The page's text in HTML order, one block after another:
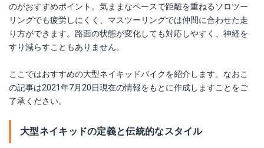
のがおすすめポイント。気ままなペースで距離を重ねるソロツー
リングでも疲労しにくく、マスツーリングでは仲間に合わせた走
り方ができます。路面の状態が変化しても対応しやすく、神経を
すり減らすこともありません。
ここではおすすめの大型ネイキッドバイクを紹介します。なおこ
の記事は2021年7月20日現在の情報をもとに作成しますことをご
了承ください。
大型ネイキッドの定義と伝統的なスタイル